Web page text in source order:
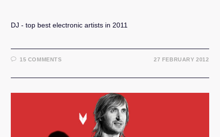
DJ - top best electronic artists in 2011
15 COMMENTS 27 FEBRUARY 2012